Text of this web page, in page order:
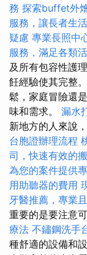
務 探索buffet外
服務，讓長者生
疑慮 專業長照中
服務，滿足各類
及所有包容性護
飪經驗使其完整。
鬆，家庭冒險還
味和需求。 漏水
新地方的人來說
台胞證辦理流程
司，快速有效的
為您的案件提供
用助聽器的費用
牙醫推薦，專業
重要的是要注意
療法 不鏽鋼洗手
種舒適的設備和